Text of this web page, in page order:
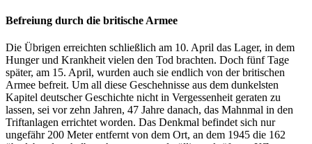
Befreiung durch die britische Armee
Die Übrigen erreichten schließlich am 10. April das Lager, in dem
Hunger und Krankheit vielen den Tod brachten. Doch fünf Tage
später, am 15. April, wurden auch sie endlich von der britischen
Armee befreit. Um all diese Geschehnisse aus dem dunkelsten
Kapitel deutscher Geschichte nicht in Vergessenheit geraten zu
lassen, sei vor zehn Jahren, 47 Jahre danach, das Mahnmal in den
Triftanlagen errichtet worden. Das Denkmal befindet sich nur
ungefähr 200 Meter entfernt von dem Ort, an dem 1945 die 162